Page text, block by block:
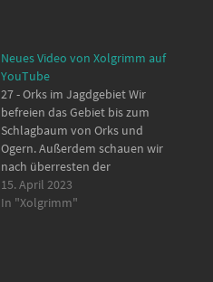
Neues Video von Xolgrimm auf
YouTube
27 - Orks im Jagdgebiet Wir
befreien das Gebiet bis zum
Schlagbaum von Orks und
Ogern. Außerdem schauen wir
nach überresten der
Rondrageweihten. ---------------
Selbst spielen? Das Spiel (incl.
15. April 2023
In "Xolgrimm"